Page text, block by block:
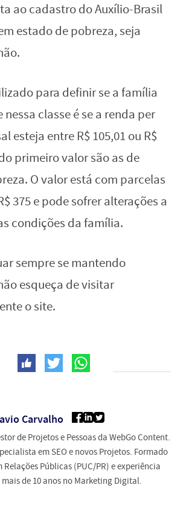
ao cadastro do Auxílio-Brasil
estado de pobreza, seja
para definir se a família
classe é se a renda per
esteja entre R$ 105,01 ou R$
primeiro valor são as de
O valor está com parcelas
375 e pode sofrer alterações a
condições da família.
sempre se mantendo
esqueça de visitar
o site.
Carvalho
de Projetos e Pessoas da WebGo Content.
em SEO e novos Projetos. Formado
Relações Públicas (PUC/PR) e experiência
mais de 10 anos no Marketing Digital.